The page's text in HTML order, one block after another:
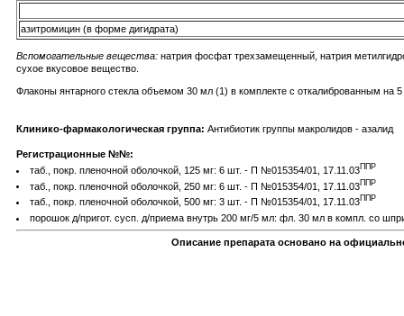
азитромицин (в форме дигидрата)
Вспомогательные вещества: натрия фосфат трехзамещенный, натрия
сухое вкусовое вещество.
Флаконы янтарного стекла объемом 30 мл (1) в комплекте с откалиброванным
Клинико-фармакологическая группа: Антибиотик группы макролидов - азалид
Регистрационные №№:
таб., покр. пленочной оболочкой, 125 мг: 6 шт. - П №015354/01, 17.11.03ППР
таб., покр. пленочной оболочкой, 250 мг: 6 шт. - П №015354/01, 17.11.03ППР
таб., покр. пленочной оболочкой, 500 мг: 3 шт. - П №015354/01, 17.11.03ППР
порошок д/пригот. сусп. д/приема внутрь 200 мг/5 мл: фл. 30 мл в компл. со
Описание препарата основано на